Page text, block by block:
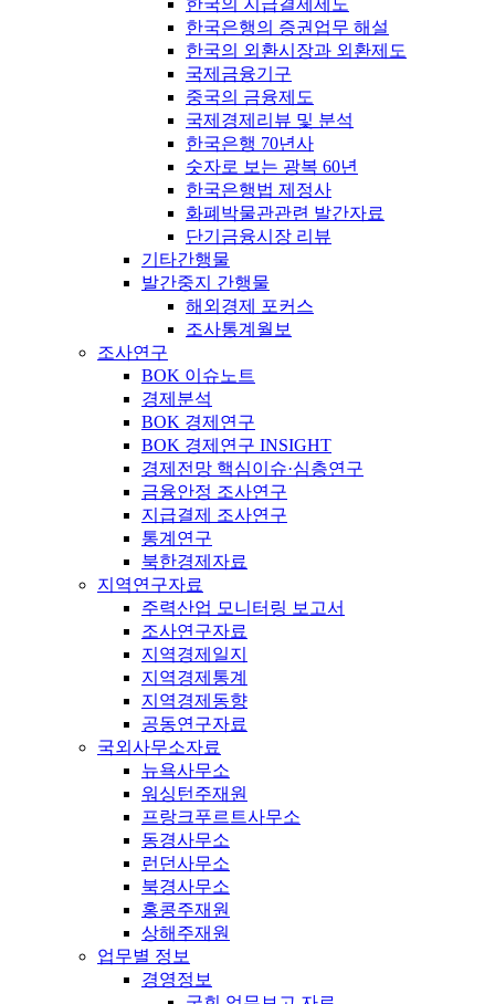
한국의 지급결제제도
한국은행의 증권업무 해설
한국의 외환시장과 외환제도
국제금융기구
중국의 금융제도
국제경제리뷰 및 분석
한국은행 70년사
숫자로 보는 광복 60년
한국은행법 제정사
화폐박물관관련 발간자료
단기금융시장 리뷰
기타간행물
발간중지 간행물
해외경제 포커스
조사통계월보
조사연구
BOK 이슈노트
경제분석
BOK 경제연구
BOK 경제연구 INSIGHT
경제전망 핵심이슈·심층연구
금융안정 조사연구
지급결제 조사연구
통계연구
북한경제자료
지역연구자료
주력산업 모니터링 보고서
조사연구자료
지역경제일지
지역경제통계
지역경제동향
공동연구자료
국외사무소자료
뉴욕사무소
워싱턴주재원
프랑크푸르트사무소
동경사무소
런던사무소
북경사무소
홍콩주재원
상해주재원
업무별 정보
경영정보